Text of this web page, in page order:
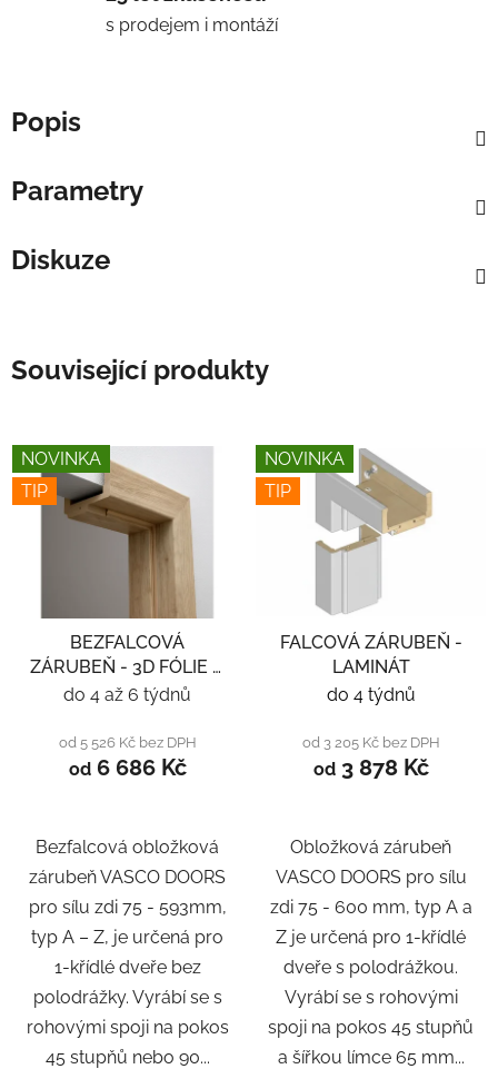
s prodejem i montáží
Popis
Parametry
Diskuze
Související produkty
NOVINKA
TIP
BEZFALCOVÁ
ZÁRUBEŇ - 3D FÓLIE A
LAMINÁT
do 4 až 6 týdnů
od 5 526 Kč bez DPH
od6 686 Kč
Bezfalcová obložková
zárubeň VASCO DOORS
pro sílu zdi 75 - 593mm,
typ A – Z, je určená pro
1-křídlé dveře bez
polodrážky. Vyrábí se s
rohovými spoji na pokos
45 stupňů nebo 90...
NOVINKA
TIP
FALCOVÁ ZÁRUBEŇ -
LAMINÁT
do 4 týdnů
od 3 205 Kč bez DPH
od3 878 Kč
Obložková zárubeň
VASCO DOORS pro sílu
zdi 75 - 600 mm, typ A a
Z je určená pro 1-křídlé
dveře s polodrážkou.
Vyrábí se s rohovými
spoji na pokos 45 stupňů
a šířkou límce 65 mm...